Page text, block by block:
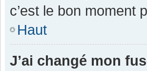
c’est le bon moment
Haut
J’ai changé mon